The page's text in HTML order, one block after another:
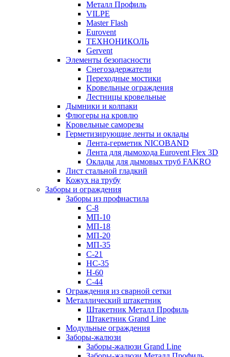
Металл Профиль
VILPE
Master Flash
Eurovent
ТЕХНОНИКОЛЬ
Gervent
Элементы безопасности
Снегозадержатели
Переходные мостики
Кровельные ограждения
Лестницы кровельные
Дымники и колпаки
Флюгеры на кровлю
Кровельные саморезы
Герметизирующие ленты и оклады
Лента-герметик NICOBAND
Лента для дымохода Eurovent Flex 3D
Оклады для дымовых труб FAKRO
Лист стальной гладкий
Кожух на трубу
Заборы и ограждения
Заборы из профнастила
С-8
МП-10
МП-18
МП-20
МП-35
С-21
НС-35
Н-60
С-44
Ограждения из сварной сетки
Металлический штакетник
Штакетник Металл Профиль
Штакетник Grand Line
Модульные ограждения
Заборы-жалюзи
Заборы-жалюзи Grand Line